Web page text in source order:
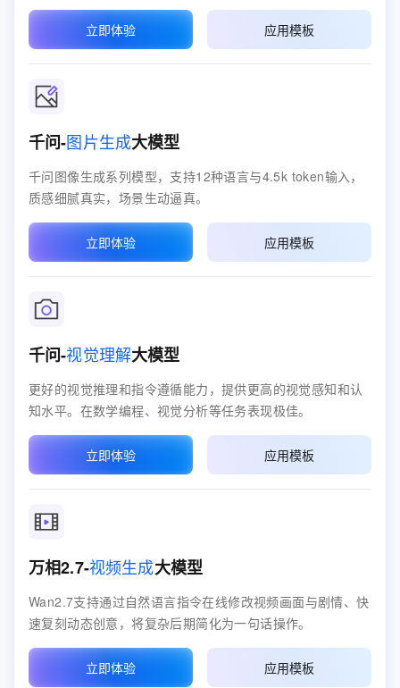
立即体验 应用模板
千问-图片生成大模型
千问图像生成系列模型，支持12种语言与4.5k token输入，
质感细腻真实，场景生动逼真。
立即体验 应用模板
千问-视觉理解大模型
更好的视觉推理和指令遵循能力，提供更高的视觉感知和认
知水平。在数学编程、视觉分析等任务表现极佳。
立即体验 应用模板
万相2.7-视频生成大模型
Wan2.7支持通过自然语言指令在线修改视频画面与剧情、快
速复刻动态创意，将复杂后期简化为一句话操作。
立即体验 应用模板